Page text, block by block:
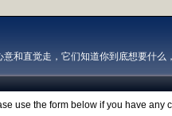
和直觉走，它们知道你到底想要什么
use the form below if you have any